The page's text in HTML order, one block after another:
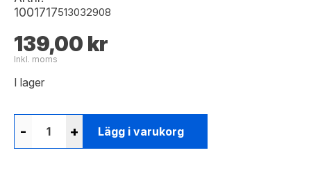
1001717513032908
139,00 kr
Inkl. moms
I lager
- + Lägg i varukorg